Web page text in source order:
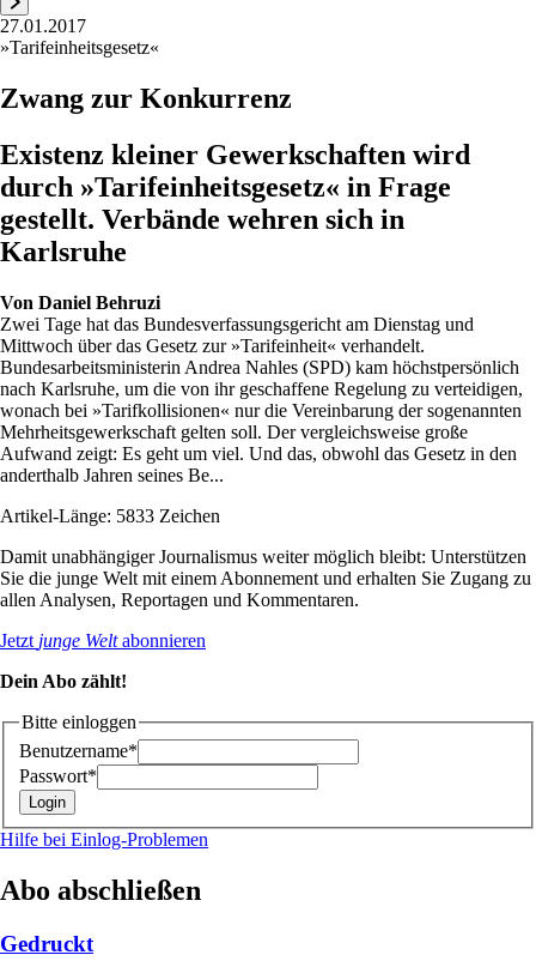
27.01.2017
»Tarifeinheitsgesetz«
Zwang zur Konkurrenz
Existenz kleiner Gewerkschaften wird
durch »Tarifeinheitsgesetz« in Frage
gestellt. Verbände wehren sich in
Karlsruhe
Von Daniel Behruzi
Zwei Tage hat das Bundesverfassungsgericht am Dienstag und
Mittwoch über das Gesetz zur »Tarifeinheit« verhandelt.
Bundesarbeitsministerin Andrea Nahles (SPD) kam höchstpersönlich
nach Karlsruhe, um die von ihr geschaffene Regelung zu verteidigen,
wonach bei »Tarifkollisionen« nur die Vereinbarung der sogenannten
Mehrheitsgewerkschaft gelten soll. Der vergleichsweise große
Aufwand zeigt: Es geht um viel. Und das, obwohl das Gesetz in den
anderthalb Jahren seines Be...
Artikel-Länge: 5833 Zeichen
Damit unabhängiger Journalismus weiter möglich bleibt: Unterstützen
Sie die junge Welt mit einem Abonnement und erhalten Sie Zugang zu
allen Analysen, Reportagen und Kommentaren.
Jetzt junge Weltabonnieren
Dein Abo zählt!
Bitte einloggen
Benutzername*
Passwort*
Hilfe bei Einlog-Problemen
Abo abschließen
Gedruckt